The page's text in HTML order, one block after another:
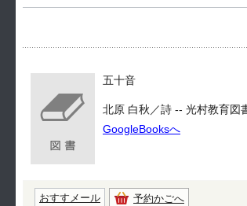
五十音
北原 白秋／詩 -- 光村教育図
GoogleBooksへ
おすすメール 予約かごへ